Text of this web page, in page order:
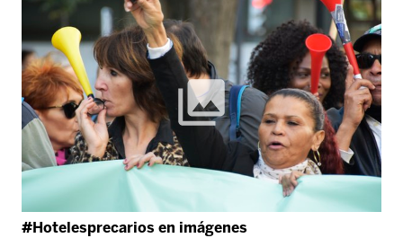
#Hotelesprecarios en imágenes